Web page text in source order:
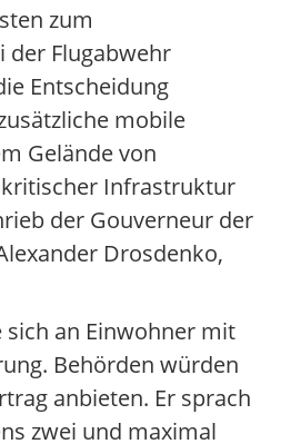
zum
der Flugabwehr
Entscheidung
mobile
Gelände von
Infrastruktur
der Gouverneur der
Drosdenko,
an Einwohner mit
Behörden würden
anbieten. Er sprach
zwei und maximal